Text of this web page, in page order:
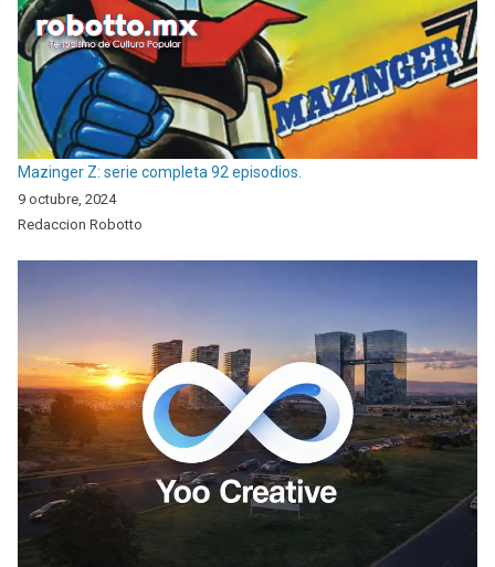
Mazinger Z: serie completa 92 episodios.
9 octubre, 2024
Redaccion Robotto